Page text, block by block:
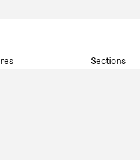
Sections